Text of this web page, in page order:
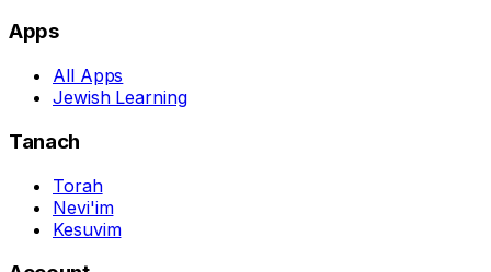
Apps
All Apps
Jewish Learning
Tanach
Torah
Nevi'im
Kesuvim